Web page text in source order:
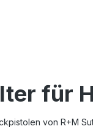
für
von R+M